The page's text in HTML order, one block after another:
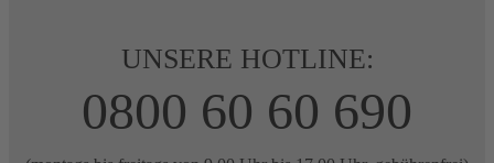
UNSERE HOTLINE:
0800 60 60 690